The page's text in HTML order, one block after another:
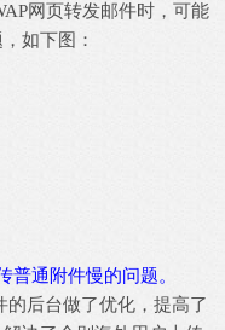
网页转发邮件时，可能
如下图：
普通附件慢的问题。
后台做了优化，提高了